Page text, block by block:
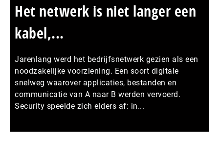
Het netwerk is niet langer een
kabel,...
Jarenlang werd het bedrijfsnetwerk gezien als een
noodzakelijke voorziening. Een soort digitale
snelweg waarover applicaties, bestanden en
communicatie van A naar B werden vervoerd.
Security speelde zich elders af: in...